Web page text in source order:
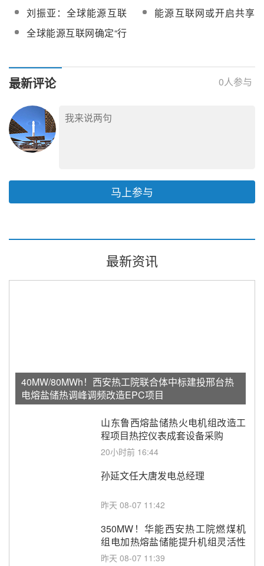
将助推清洁能源占比至
1/4
台 促可再生能源快速发
展
刘振亚：全球能源互联
网可解决世界资源环境
难题
能源互联网或开启共享
全球能源互联网确定“行
最新评论 0人参与
马上参与
最新资讯
40MW/80MWh！西安热工院联合体中标建投邢台热
电熔盐储热调峰调频改造EPC项目
山东鲁西熔盐储热火电机组改造工
程项目热控仪表成套设备采购
20小时前 16:44
孙延文任大唐发电总经理
昨天 08-07 11:42
350MW！华能西安热工院燃煤机
组电加热熔盐储能提升机组灵活性
改造项目初步设计第三方评审服务
昨天 08-07 11:39